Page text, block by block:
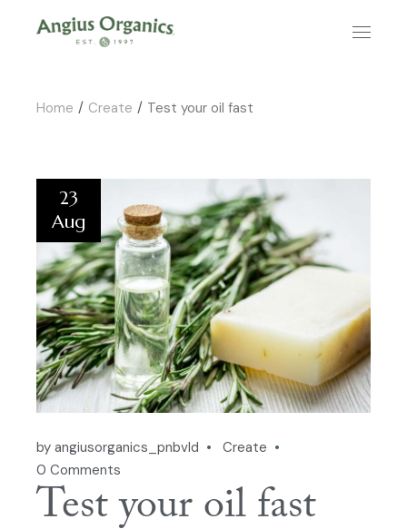
Home Create Test your oil fast
23
Aug
by angiusorganics_pnbvld
Create
0 Comments
Test your oil fast